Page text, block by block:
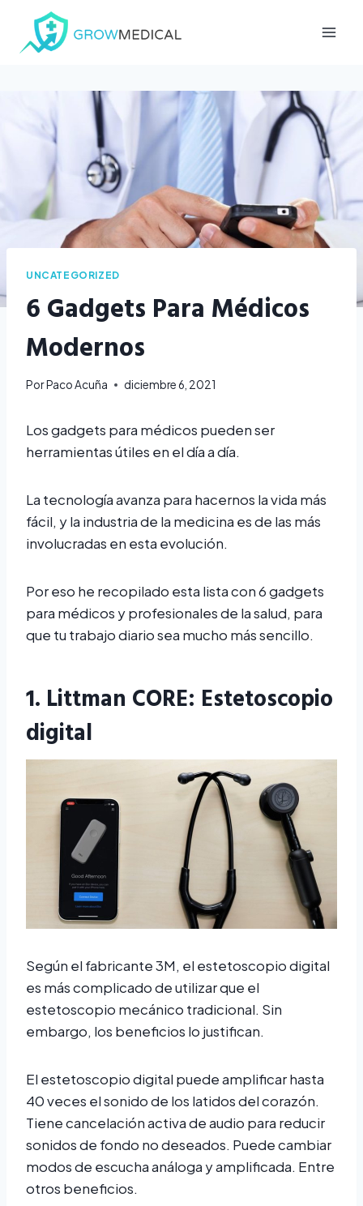
contenido
UNCATEGORIZED
6 Gadgets Para Médicos
Modernos
PorPaco Acuña diciembre 6, 2021
Los gadgets para médicos pueden ser
herramientas útiles en el día a día.
La tecnología avanza para hacernos la vida más
fácil, y la industria de la medicina es de las más
involucradas en esta evolución.
Por eso he recopilado esta lista con 6 gadgets
para médicos y profesionales de la salud, para
que tu trabajo diario sea mucho más sencillo.
1. Littman CORE: Estetoscopio
digital
Según el fabricante 3M, el estetoscopio digital
es más complicado de utilizar que el
estetoscopio mecánico tradicional. Sin
embargo, los beneficios lo justifican.
El estetoscopio digital puede amplificar hasta
40 veces el sonido de los latidos del corazón.
Tiene cancelación activa de audio para reducir
sonidos de fondo no deseados. Puede cambiar
modos de escucha análoga y amplificada. Entre
otros beneficios.